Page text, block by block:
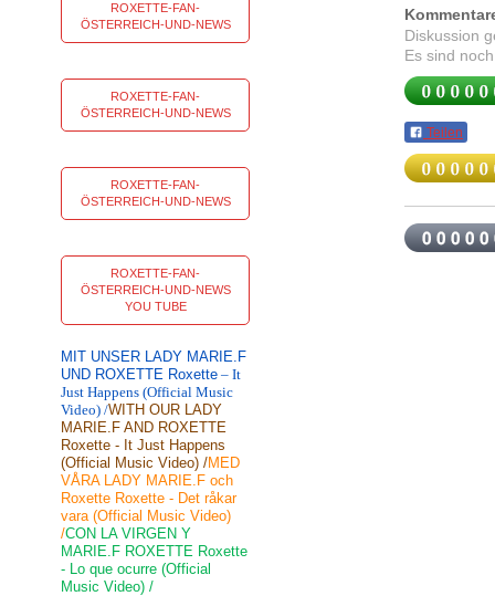
Diskussion
Es sind
Teilen
ROXETTE-FAN-
ÖSTERREICH-UND-NEWS
ROXETTE-FAN-
ÖSTERREICH-UND-NEWS
ROXETTE-FAN-
ÖSTERREICH-UND-NEWS
ROXETTE-FAN-
ÖSTERREICH-UND-NEWS
YOU TUBE
MIT UNSER LADY MARIE.F
UND ROXETTE Roxette – It
Just Happens (Official Music
Video) /WITH OUR LADY
MARIE.F AND ROXETTE
Roxette - It Just Happens
(Official Music Video) /MED
VÅRA LADY MARIE.F och
Roxette Roxette - Det råkar
vara (Official Music Video)
/CON LA VIRGEN Y
MARIE.F ROXETTE Roxette
- Lo que ocurre (Official
Music Video) /